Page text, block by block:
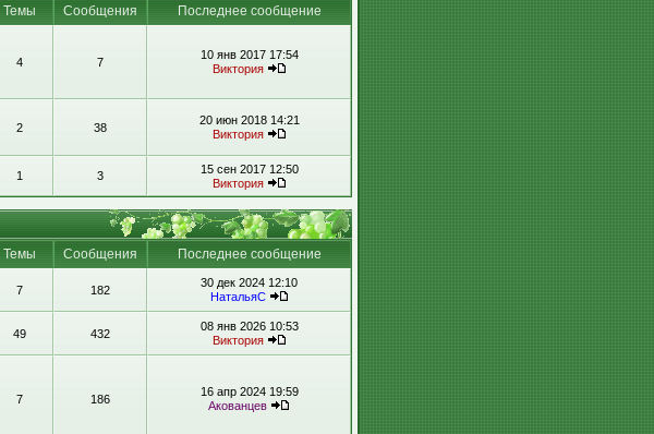
Темы Сообщения
Последнее сообщение
4 7
10 янв 2017 17:54
Виктория
2 38
20 июн 2018 14:21
Виктория
1 3
15 сен 2017 12:50
Виктория
Темы Сообщения
Последнее сообщение
7 182
30 дек 2024 12:10
НатальяС
49 432
08 янв 2026 10:53
Виктория
7 186
16 апр 2024 19:59
Акованцев